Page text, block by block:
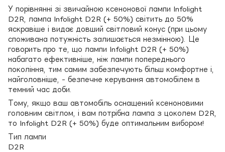
У порівнянні зі звичайною ксенонової лампи Infolight
D2R, лампа Infolight D2R (+ 50%) світить до 50%
яскравіше і видає довший світловий конус (при цьому
споживана потужність залишається незмінною). Це
говорить про те, що лампи Infolight D2R (+ 50%)
набагато ефективніше, ніж лампи попереднього
покоління, тим самим забезпечують більш комфортне і,
найголовніше, - безпечне керування автомобілем в
темний час доби.
Тому, якщо ваш автомобіль оснащений ксеноновими
головним світлом, і вам потрібна лампа з цоколем D2R,
то Infolight D2R (+ 50%) буде оптимальним вибором!
Тип лампи
D2R